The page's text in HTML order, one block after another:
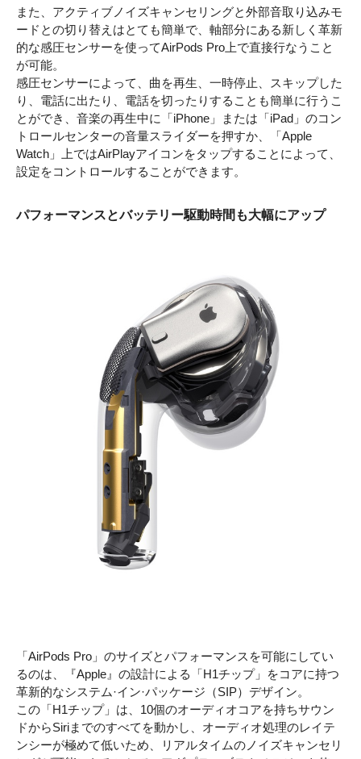
また、アクティブノイズキャンセリングと外部音取り込みモ
ードとの切り替えはとても簡単で、軸部分にある新しく革新
的な感圧センサーを使ってAirPods Pro上で直接行なうこと
が可能。
感圧センサーによって、曲を再生、一時停止、スキップした
り、電話に出たり、電話を切ったりすることも簡単に行うこ
とができ、音楽の再生中に「iPhone」または「iPad」のコン
トロールセンターの音量スライダーを押すか、「Apple
Watch」上ではAirPlayアイコンをタップすることによって、
設定をコントロールすることができます。
パフォーマンスとバッテリー駆動時間も大幅にアップ
「AirPods Pro」のサイズとパフォーマンスを可能にしてい
るのは、『Apple』の設計による「H1チップ」をコアに持つ
革新的なシステム·イン·パッケージ（SIP）デザイン。
この「H1チップ」は、10個のオーディオコアを持ちサウン
ドからSiriまでのすべてを動かし、オーディオ処理のレイテ
ンシーが極めて低いため、リアルタイムのノイズキャンセリ